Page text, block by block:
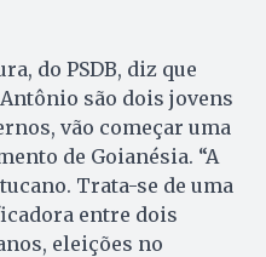
do PSDB, diz que
são dois jovens
vão começar uma
de Goianésia. “A
Trata-se de uma
entre dois
eleições no